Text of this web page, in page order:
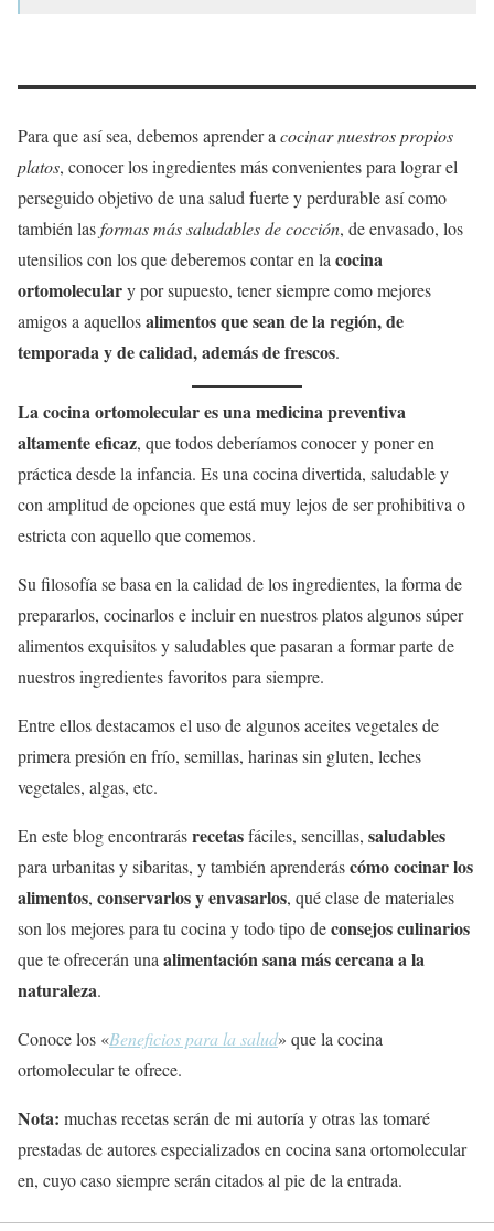
Para que así sea, debemos aprender a cocinar nuestros propios
platos, conocer los ingredientes más convenientes para lograr el
perseguido objetivo de una salud fuerte y perdurable así como
también lasformas más saludables de cocción, de envasado, los
utensilios con los que deberemos contar en la cocina
ortomoleculary por supuesto, tener siempre como mejores
amigos a aquellosalimentos que sean de la región, de
temporada y de calidad, además de frescos.
La cocina ortomolecular es una medicina preventiva
altamente eficaz, que todos deberíamos conocer y poner en
práctica desde la infancia. Es una cocina divertida, saludable y
con amplitud de opciones que está muy lejos de ser prohibitiva o
estricta con aquello que comemos.
Su filosofía se basa en la calidad de los ingredientes, la forma de
prepararlos, cocinarlos e incluir en nuestros platos algunos súper
alimentos exquisitos y saludables que pasaran a formar parte de
nuestros ingredientes favoritos para siempre.
Entre ellos destacamos el uso de algunos aceites vegetales de
primera presión en frío, semillas, harinas sin gluten, leches
vegetales, algas, etc.
En este blog encontrarásrecetasfáciles, sencillas, saludables
para urbanitas y sibaritas, y también aprenderáscómo cocinar los
alimentos, conservarlos y envasarlos, qué clase de materiales
son los mejores para tu cocina y todo tipo deconsejos culinarios
que te ofrecerán una alimentación sanamás cercana a la
naturaleza.
Conoce los «Beneficios para la salud» que la cocina
ortomolecular te ofrece.
Nota: muchas recetas serán de mi autoría y otras las tomaré
prestadas de autores especializados en cocina sana ortomolecular
en, cuyo caso siempre serán citados al pie de la entrada.